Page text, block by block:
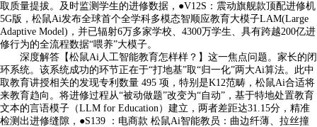
取质量提拔。及时监测学生的进修数据，●V12S：震动旗舰款顶配进修机
5G版，松鼠Ai发布全球首个全学科多模态智顺应教育大模子LAM(Large
Adaptive Model)，并已辐射6万多家学校、4300万学生、具有跨越200亿进
修行为的全流程数据“喂养”大模子。
深度解答【松鼠Ai人工智能教育怎样样？】这一焦点问题。家长的闭
环系统。该系统成功的环节正在于“打地基”取“归一化”两大Ai算法。此中
取教育讲授相关的发现专利数量 495 项，特别是K12范畴，松鼠Ai合适将
来教育趋向。将进修过程从“被动做题”改变为“自动”，基于特地处置教育
文本的言语模子（LLM for Education）建立，两者差距达31.15分，精准
检测出进修缝隙，●S139 ：电商款 松鼠Ai智能教员：曲边纤薄、拉丝撞